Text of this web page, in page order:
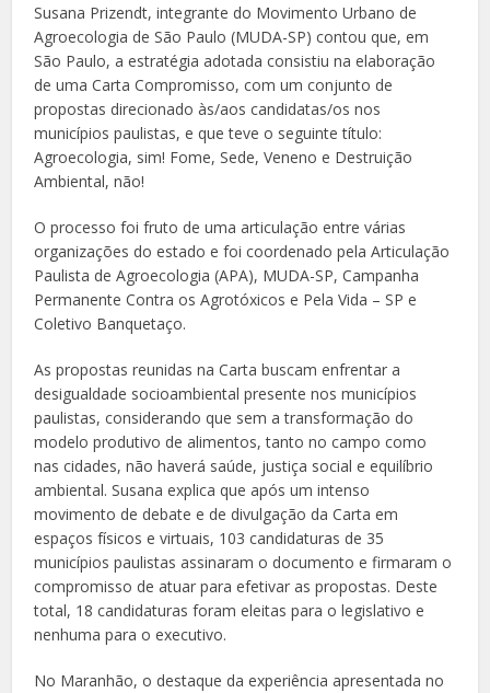
Susana Prizendt, integrante do Movimento Urbano de
Agroecologia de São Paulo (MUDA-SP) contou que, em
São Paulo, a estratégia adotada consistiu na elaboração
de uma Carta Compromisso, com um conjunto de
propostas direcionado às/aos candidatas/os nos
municípios paulistas, e que teve o seguinte título:
Agroecologia, sim! Fome, Sede, Veneno e Destruição
Ambiental, não!
O processo foi fruto de uma articulação entre várias
organizações do estado e foi coordenado pela Articulação
Paulista de Agroecologia (APA), MUDA-SP, Campanha
Permanente Contra os Agrotóxicos e Pela Vida – SP e
Coletivo Banquetaço.
As propostas reunidas na Carta buscam enfrentar a
desigualdade socioambiental presente nos municípios
paulistas, considerando que sem a transformação do
modelo produtivo de alimentos, tanto no campo como
nas cidades, não haverá saúde, justiça social e equilíbrio
ambiental. Susana explica que após um intenso
movimento de debate e de divulgação da Carta em
espaços físicos e virtuais, 103 candidaturas de 35
municípios paulistas assinaram o documento e firmaram o
compromisso de atuar para efetivar as propostas. Deste
total, 18 candidaturas foram eleitas para o legislativo e
nenhuma para o executivo.
No Maranhão, o destaque da experiência apresentada no